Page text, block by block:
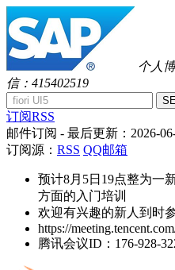
个人
信：415402519
订阅RSS
邮件订阅 - 最后更新： 2026-
订阅源： RSS QQ邮箱
预计8月5日19点整为一
方面的入门培训
欢迎有兴趣的新人到时
https://
腾讯会议ID：176-928-